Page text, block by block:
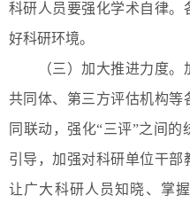
科研人员要强化学术自律。
好科研环境。
（三）加大推进力度。
共同体、第三方评估机构等
同联动，强化“三评”之间
引导，加强对科研单位干部
让广大科研人员知晓、掌